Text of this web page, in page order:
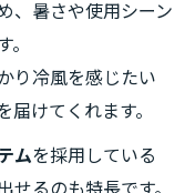
、暑さや使用シーン
り冷風を感じたい
けてくれます。
ムを採用している